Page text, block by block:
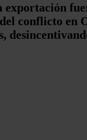
exportación
del conflicto